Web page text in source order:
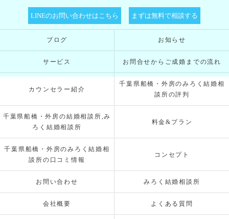
LINEのお問い合わせはこちら まずは無料で相談する
ブログ お知らせ
サービス お問合せからご成婚までの流れ
カウンセラー紹介
千葉県船橋・外房のみろく結婚相
談所の評判
千葉県船橋・外房の結婚相談所,み
ろく結婚相談所
料金&プラン
千葉県船橋・外房のみろく結婚相
談所の口コミ情報
コンセプト
お問い合わせ みろく結婚相談所
会社概要 よくある質問